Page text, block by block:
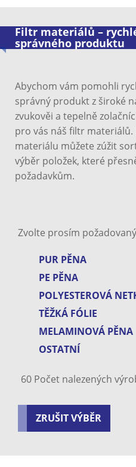
Filtr materiálů –
správného produktu
Abychom vám pomohli
správný produkt z široké
zvukověi a tepelně
pro vás náš filtr
materiálu můžete zúžit
výběr položek, které
požadavkům.
Zvolte prosím
PUR PĚNA
PE PĚNA
POLYESTEROVÁ
TĚŽKÁ FÓLIE
MELAMINOVÁ PĚNA
OSTATNÍ
60 Počet nalezených
ZRUŠIT VÝBĚR